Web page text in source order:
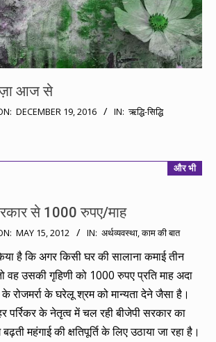
आज से
DECEMBER 19, 2016 IN: ऋद्धि-सिद्धि
और भी
से 1000 रुपए/माह
MAY 15, 2012 IN: अर्थव्यवस्था,काम की बात
है कि अगर किसी घर की सालाना कमाई तीन
उसकी गृहिणी को 1000 रुपए प्रति माह अदा
रोजमर्रा के घरेलू श्रम को मान्यता देने जैसा है।
पर्रिकर के नेतृत्व में चल रही बीजेपी सरकार का
महंगाई की क्षतिपूर्ति के लिए उठाया जा रहा है।